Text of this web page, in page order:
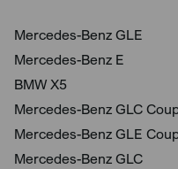
Mercedes-Benz GLE
Mercedes-Benz E
BMW X5
Mercedes-Benz GLC
Mercedes-Benz GLE
Mercedes-Benz GLC